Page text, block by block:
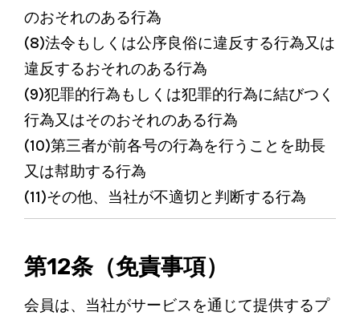
のおそれのある行為
(8)法令もしくは公序良俗に違反する行為又は
違反するおそれのある行為
(9)犯罪的行為もしくは犯罪的行為に結びつく
行為又はそのおそれのある行為
(10)第三者が前各号の行為を行うことを助長
又は幇助する行為
(11)その他、当社が不適切と判断する行為
第12条（免責事項）
会員は、当社がサービスを通じて提供するプ